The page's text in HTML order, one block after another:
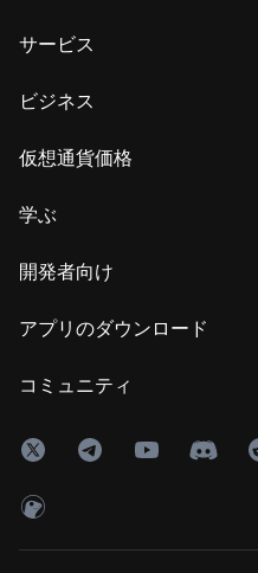
サービス
ビジネス
仮想通貨価格
学ぶ
開発者向け
アプリのダウンロード
コミュニティ